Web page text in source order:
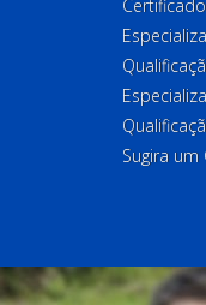
Sugira um